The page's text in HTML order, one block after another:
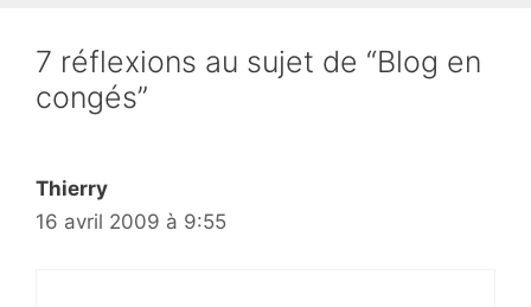
7 réflexions au sujet de “Blog en
congés”
Thierry
16 avril 2009 à 9:55